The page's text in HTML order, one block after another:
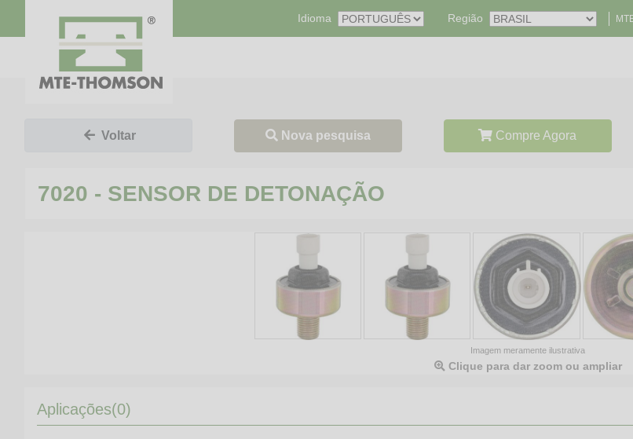
Idioma Região
Voltar Nova pesquisa Compre Agora
7020 - SENSOR DE DETONAÇÃO
Imagem meramente ilustrativa
Clique para dar zoom ou ampliar
Aplicações(0)